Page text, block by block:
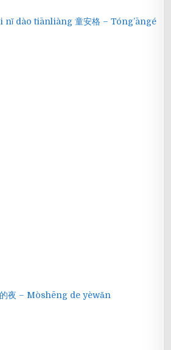
nǐ dào tiānliàng 童安格 – Tóng’āngé
夜 – Mòshēng de yèwǎn